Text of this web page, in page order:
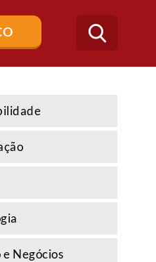
Buscar
no
blog
e Negócios